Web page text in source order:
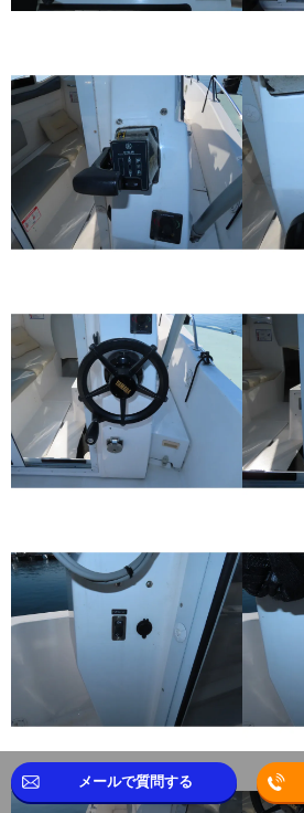
メールで質問する